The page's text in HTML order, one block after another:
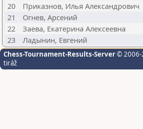
20
Приказнов, Илья Александрович
21
Огнев, Арсений
22
Заева, Екатерина Алексеевна
23
Ладынин, Евгений
Chess-Tournament-Results-Server© 2006-
tiráž